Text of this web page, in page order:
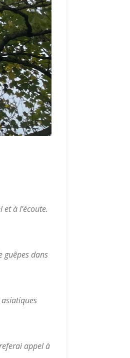
à l’écoute.
guêpes dans
appel à